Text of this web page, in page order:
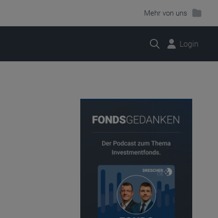
Mehr von uns
Suche Login